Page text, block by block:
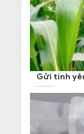
Gửi tình